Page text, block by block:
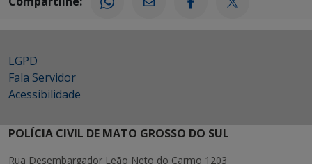
LGPD
Fala Servidor
Acessibilidade
POLÍCIA CIVIL DE MATO GROSSO DO SUL
Rua Desembargador Leão Neto do Carmo 1203